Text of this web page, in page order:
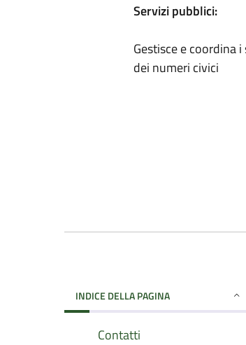
Servizi pubblici:
Gestisce e coordina
dei numeri civici
INDICE DELLA PAGINA
Contatti